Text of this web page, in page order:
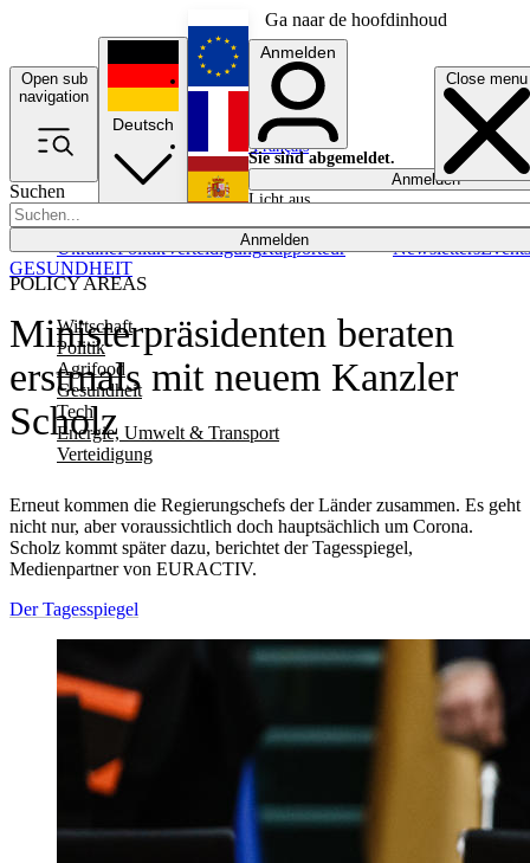
Ga naar de hoofdinhoud
Open sub
navigation
Close menu
Suchen
Anmelden
POLICY AREAS
Wirtschaft
Politik
Agrifood
Gesundheit
Tech
Energie, Umwelt & Transport
Verteidigung
UkrainePolitikVerteidigungRapporteur NewslettersEvents
Deutsch
English
Français
Anmelden
Sie sind abgemeldet.
Anmelden
Licht aus
Ministerpräsidenten beraten
erstmals mit neuem Kanzler
Scholz
Erneut kommen die Regierungschefs der Länder zusammen. Es geht
nicht nur, aber voraussichtlich doch hauptsächlich um Corona.
Scholz kommt später dazu, berichtet der Tagesspiegel,
Medienpartner von EURACTIV.
GESUNDHEIT
Der Tagesspiegel